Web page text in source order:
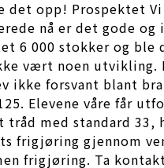
opp! Prospektet
nå er det gode og
6 000 stokker og ble
vært noen utvikling.
forsvant blant
Elevene våre får
med standard 33,
frigjøring gjennom
frigjøring. Ta